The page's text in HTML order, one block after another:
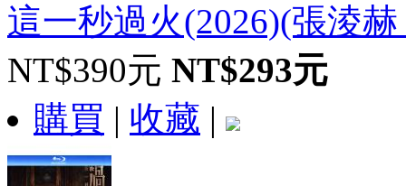
這一秒過火(2026)(張淩
NT$390元 NT$293元
購買 | 收藏 |